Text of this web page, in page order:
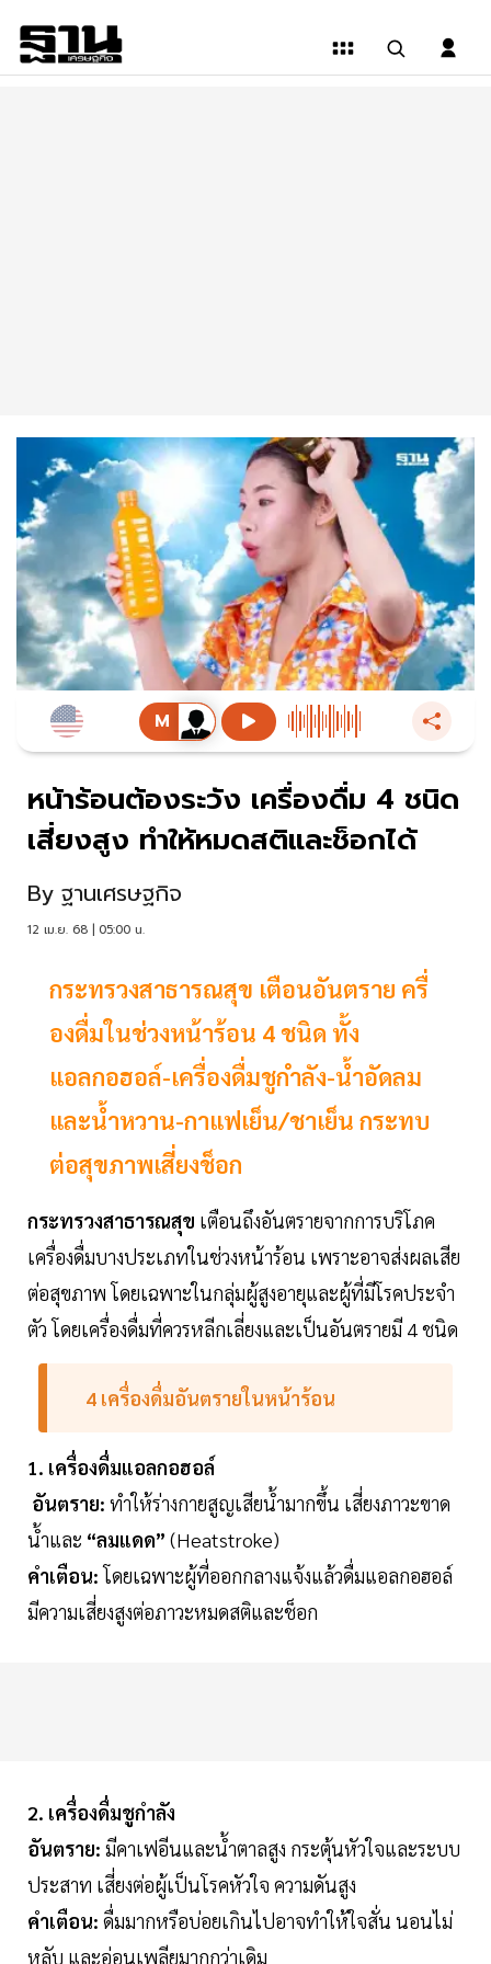
หน้าร้อนต้องระวัง เครื่องดื่ม 4 ชนิด
เสี่ยงสูง ทำให้หมดสติและช็อกได้
By ฐานเศรษฐกิจ
12 เม.ย. 68 | 05:00 น.
กระทรวงสาธารณสุข เตือนอันตราย ครื่
องดื่มในช่วงหน้าร้อน 4 ชนิด ทั้ง
แอลกอฮอล์-เครื่องดื่มชูกำลัง-น้ำอัดลม
และน้ำหวาน-กาแฟเย็น/ชาเย็น กระทบ
ต่อสุขภาพเสี่ยงช็อก
กระทรวงสาธารณสุข เตือนถึงอันตรายจากการบริโภค
เครื่องดื่มบางประเภทในช่วงหน้าร้อน เพราะอาจส่งผลเสีย
ต่อสุขภาพ โดยเฉพาะในกลุ่มผู้สูงอายุและผู้ที่มีโรคประจำ
ตัว โดยเครื่องดื่มที่ควรหลีกเลี่ยงและเป็นอันตรายมี 4 ชนิด
4 เครื่องดื่มอันตรายในหน้าร้อน
1. เครื่องดื่มแอลกอฮอล์
อันตราย: ทำให้ร่างกายสูญเสียน้ำมากขึ้น เสี่ยงภาวะขาด
น้ำและ “ลมแดด” (Heatstroke)
คำเตือน:โดยเฉพาะผู้ที่ออกกลางแจ้งแล้วดื่มแอลกอฮอล์
มีความเสี่ยงสูงต่อภาวะหมดสติและช็อก
2. เครื่องดื่มชูกำลัง
อันตราย: มีคาเฟอีนและน้ำตาลสูง กระตุ้นหัวใจและระบบ
ประสาท เสี่ยงต่อผู้เป็นโรคหัวใจ ความดันสูง
คำเตือน: ดื่มมากหรือบ่อยเกินไปอาจทำให้ใจสั่น นอนไม่
หลับ และอ่อนเพลียมากกว่าเดิม